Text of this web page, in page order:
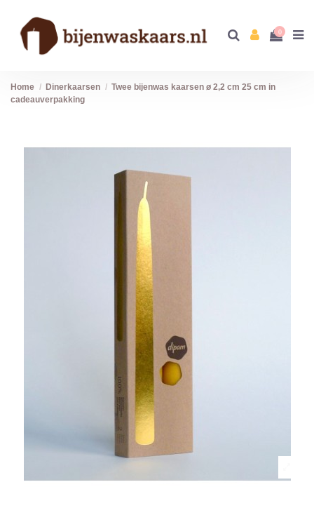
0
Home Dinerkaarsen
Twee bijenwas kaarsen ø 2,2 cm 25 cm in
cadeauverpakking